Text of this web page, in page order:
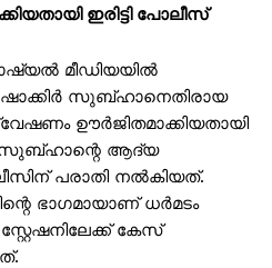
ഇരിട്ടി പോലീസ്
മീഡിയയിൽ
സുബ്ഹാനെതിരായ
ഊർജിതമാക്കിയതായി
സുബ്ഹാന്റെ ആദ്യ
പരാതി നൽകിയത്.
ഭാഗമായാണ് ധർമടം
കേസ്